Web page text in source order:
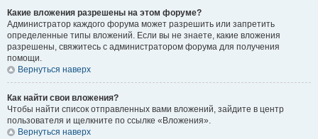
Какие вложения разрешены на этом форуме?
Администратор каждого форума может разрешить или запретить
определенные типы вложений. Если вы не знаете, какие вложения
разрешены, свяжитесь с администратором форума для получения
помощи.
Вернуться наверх
Как найти свои вложения?
Чтобы найти список отправленных вами вложений, зайдите в центр
пользователя и щелкните по ссылке «Вложения».
Вернуться наверх